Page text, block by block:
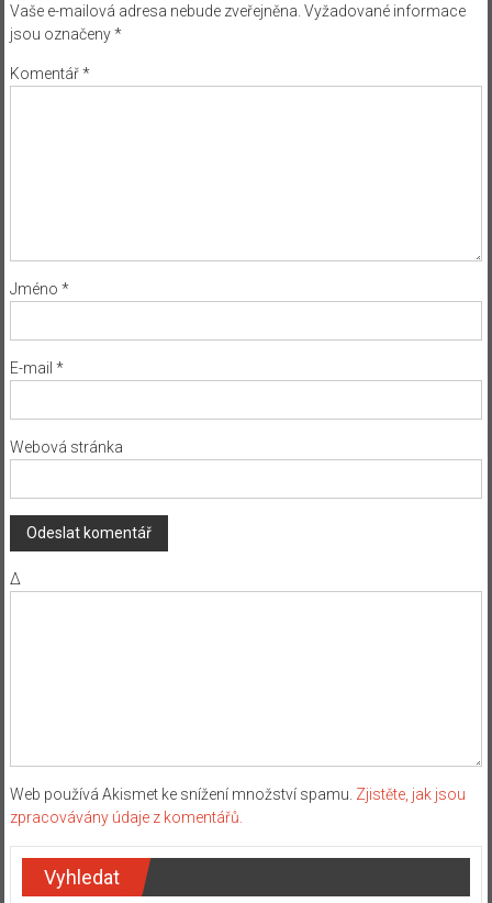
Vaše e-mailová adresa nebude zveřejněna. Vyžadované informace
jsou označeny*
Komentář*
Jméno *
E-mail *
Webová stránka
Δ
Web používá Akismet ke snížení množství spamu. Zjistěte, jak jsou
zpracovávány údaje z komentářů.
Vyhledat